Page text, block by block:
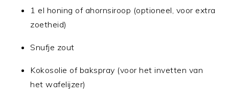
1 el honing of ahornsiroop (optioneel, voor extra
zoetheid)
Snufje zout
Kokosolie of bakspray (voor het invetten van
het wafelijzer)